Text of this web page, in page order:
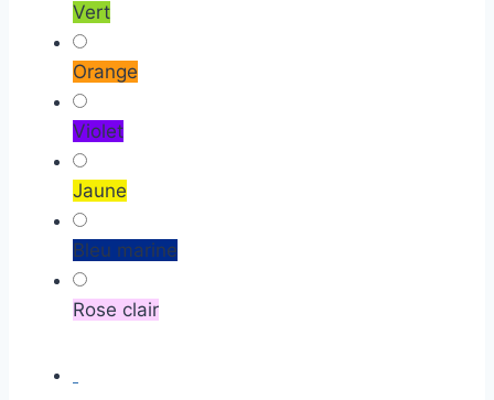
Vert
Orange
Violet
Jaune
Bleu marine
Rose clair